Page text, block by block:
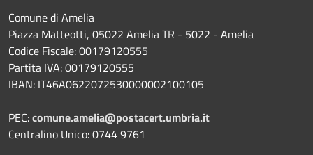
Comune di Amelia
Piazza Matteotti, 05022 Amelia TR - 5022 - Amelia
Codice Fiscale: 00179120555
Partita IVA: 00179120555
IBAN: IT46A0622072530000002100105
PEC:comune.amelia@postacert.umbria.it
Centralino Unico: 0744 9761